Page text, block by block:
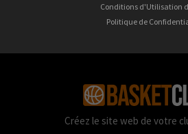
Conditions d'Utilisation
Politique de
Créez le site web de votre